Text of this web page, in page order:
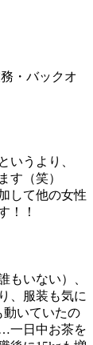
・バックオ
いうより、
す（笑）
して他の女性
！！
もいない）、
、服装も気に
いていたの
一日中お茶を